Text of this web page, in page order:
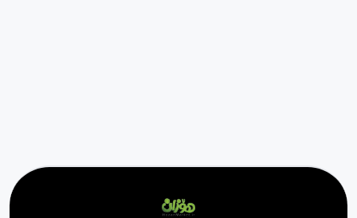
و اون چسب ها برای افرادی که بینی های خود را عمل کردند میباشد و این چسب